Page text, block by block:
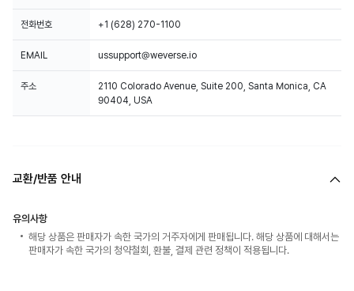
전화번호 +1 (628) 270-1100
EMAIL ussupport@weverse.io
주소
2110 Colorado Avenue, Suite 200, Santa Monica, CA
90404, USA
교환/반품 안내
유의사항
해당 상품은 판매자가 속한 국가의 거주자에게 판매됩니다. 해당 상품에 대해서는
판매자가 속한 국가의 청약철회, 환불, 결제 관련 정책이 적용됩니다.